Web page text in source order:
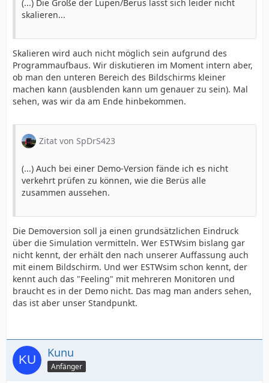
(...) Die Größe der Lupen/Berüs lässt sich leider nicht
skalieren...
Skalieren wird auch nicht möglich sein aufgrund des
Programmaufbaus. Wir diskutieren im Moment intern aber,
ob man den unteren Bereich des Bildschirms kleiner
machen kann (ausblenden kann um genauer zu sein). Mal
sehen, was wir da am Ende hinbekommen.
Zitat von SpDrS423
(...) Auch bei einer Demo-Version fände ich es nicht
verkehrt prüfen zu können, wie die Berüs alle
zusammen aussehen.
Die Demoversion soll ja einen grundsätzlichen Eindruck
über die Simulation vermitteln. Wer ESTWsim bislang gar
nicht kennt, der erhält den nach unserer Auffassung auch
mit einem Bildschirm. Und wer ESTWsim schon kennt, der
kennt auch das "Feeling" mit mehreren Monitoren und
braucht es in der Demo nicht. Das mag man anders sehen,
das ist aber unser Standpunkt.
Kunu
Anfänger